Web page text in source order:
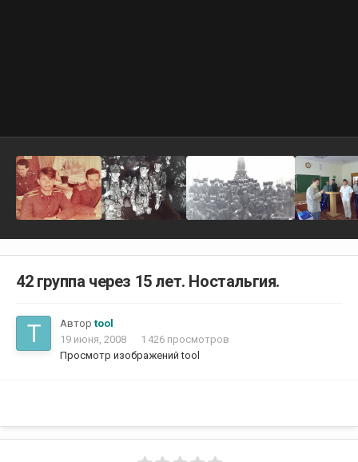
42 группа через 15 лет. Ностальгия.
Автор tool
19 июня, 2008
1 426 просмотров
Просмотр изображений tool